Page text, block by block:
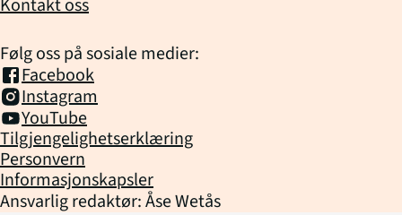
Kontakt oss
Følg oss på sosiale medier:
Facebook
Instagram
YouTube
Tilgjengelighetserklæring
Personvern
Informasjonskapsler
Ansvarlig redaktør: Åse Wetås